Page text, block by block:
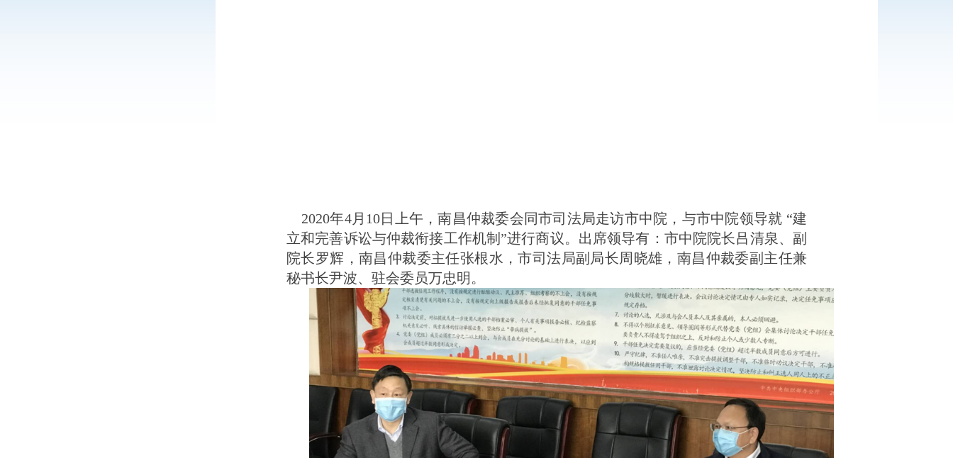
2020年4月10日上午，南昌仲裁委会同市司法局走访市中院 ， 与市中院领导就 “建
立和完善诉讼与仲裁衔接工作机制”进行商议。出席领导有：市中院院长吕清泉、副
院长罗辉，南昌仲裁委主任张根水，市司法局副局长周晓雄，南昌仲裁委副主任兼
秘书长尹波、驻会委员万忠明。